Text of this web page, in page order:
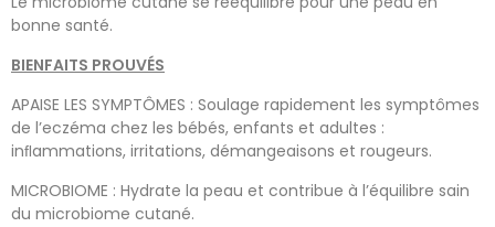
bonne santé.
BIENFAITS PROUVÉS
APAISE LES SYMPTÔMES : Soulage rapidement les symptômes
de l’eczéma chez les bébés, enfants et adultes :
inﬂammations, irritations, démangeaisons et rougeurs.
MICROBIOME : Hydrate la peau et contribue à l’équilibre sain
du microbiome cutané.